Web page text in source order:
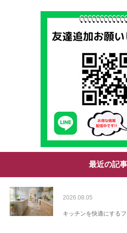
最近の記事
2026.08.05
キッチンを快適にする